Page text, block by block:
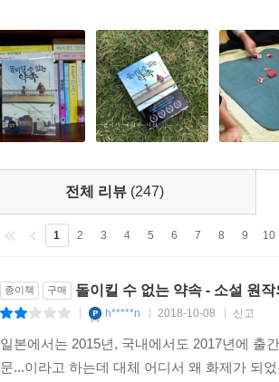
전체 리뷰 (247)
1 2 3 4 5 6 7 8 9 10
종이책 구매 돌이킬 수 없는 약속 - 소설 원
h*****n 2018-10-08 신고
일본에서는 2015년, 국내에서도 2017년에 출
문...이라고 하는데 대체 어디서 왜 화제가 되